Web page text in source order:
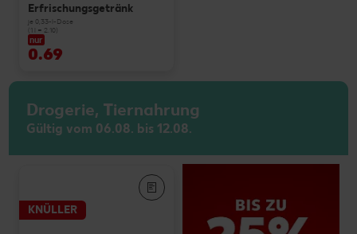
Erfrischungsgetränk
je 0,33-l-Dose
(1 l = 2.10)
nur
0.69
Drogerie, Tiernahrung
Gültig vom 06.08. bis 12.08.
KNÜLLER